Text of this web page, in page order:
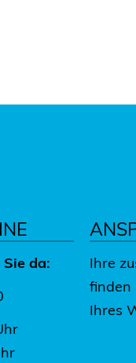
da:
Ihre
finden
Ihres